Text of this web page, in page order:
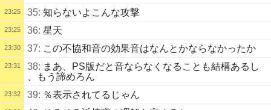
23:25 35: 知らないよこんな攻撃
23:25 36: 星天
23:30 37: この不協和音の効果音はなんとかならなかったか
23:31 38: まあ、PS版だと音ならなくなることも結構あるし
、もう諦めろん
23:32 39: ％表示されてるじゃん